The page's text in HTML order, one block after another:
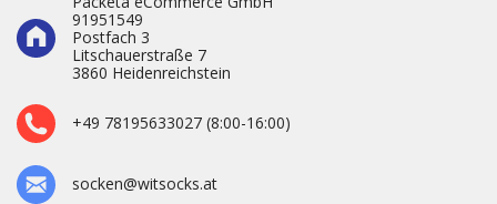
91951549
Postfach 3
Litschauerstraße 7
3860 Heidenre­ichstein
+49 78195633027 (8:00-16:00)
socken@witsocks.at